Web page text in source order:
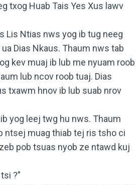
txog Huab Tais Yes Xus lawv
Lis Ntias nws yog ib tug neeg
Dias Nkaus. Thaum nws tab
kev muaj ib lub me nyuam roob
lub ncov roob tuaj. Dias
txawm hnov ib lub suab nrov
yog leej twg hu nws. Thaum
ntsej muag thiab tej ris tsho ci
pob tsuas nyob ze ntawd kuj
?”